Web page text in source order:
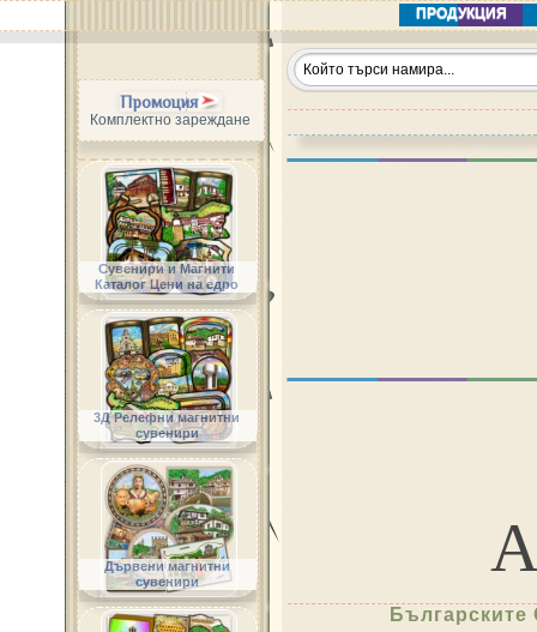
ПРОДУКЦИЯ
Промоция
Комплектно зареждане
Сувенири и Магнити
Каталог Цени на едро
3Д Релефни магнитни
сувенири
Дървени магнитни
сувенири